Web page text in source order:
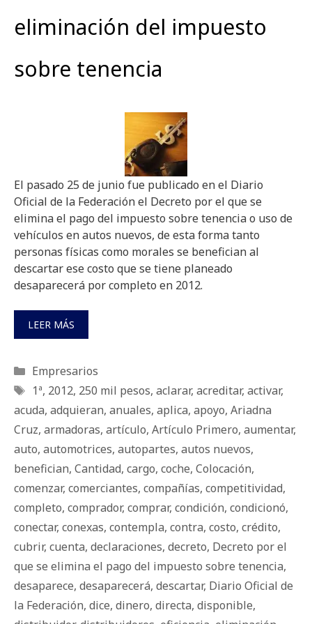
eliminación del impuesto
sobre tenencia
El pasado 25 de junio fue publicado en el Diario
Oficial de la Federación el Decreto por el que se
elimina el pago del impuesto sobre tenencia o uso de
vehículos en autos nuevos, de esta forma tanto
personas físicas como morales se benefician al
descartar ese costo que se tiene planeado
desaparecerá por completo en 2012.
LEER MÁS
Categorías
Empresarios
Etiquetas
1ª, 2012, 250 mil pesos, aclarar, acreditar, activar,
acuda, adquieran, anuales, aplica, apoyo, Ariadna
Cruz, armadoras, artículo, Artículo Primero, aumentar,
auto, automotrices, autopartes, autos nuevos,
benefician, Cantidad, cargo, coche, Colocación,
comenzar, comerciantes, compañías, competitividad,
completo, comprador, comprar, condición, condicionó,
conectar, conexas, contempla, contra, costo, crédito,
cubrir, cuenta, declaraciones, decreto, Decreto por el
que se elimina el pago del impuesto sobre tenencia,
desaparece, desaparecerá, descartar, Diario Oficial de
la Federación, dice, dinero, directa, disponible,